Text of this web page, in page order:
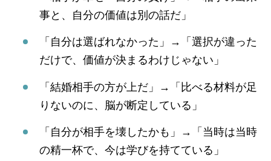
事と、自分の価値は別の話だ」
「自分は選ばれなかった」→「選択が違った
だけで、価値が決まるわけじゃない」
「結婚相手の方が上だ」→「比べる材料が足
りないのに、脳が断定している」
「自分が相手を壊したかも」→「当時は当時
の精一杯で、今は学びを持てている」